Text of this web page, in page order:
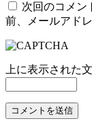
次回のコメン
前、メールアド
上に表示された